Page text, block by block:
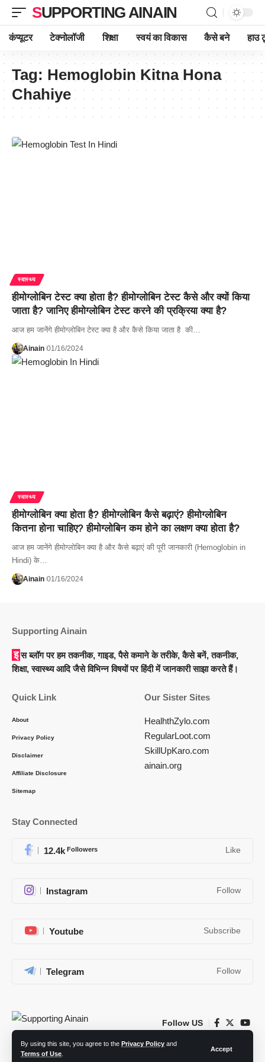
By using this site, you agree to the Privacy Policy and
Terms of Use
Accept
SUPPORTING AINAIN
कंप्यूटर टेक्नोलॉजी शिक्षा स्वयं का विकास कैसे बने हाउ
Tag: Hemoglobin Kitna Hona
Chahiye
स्वास्थ्य
हीमोग्लोबिन टेस्ट क्या होता है? हीमोग्लोबिन टेस्ट कैसे और क्यों किया
जाता है? जानिए हीमोग्लोबिन टेस्ट करने की प्रक्रिया क्या है?
आज हम जानेंगे हीमोग्लोबिन टेस्ट क्या है और कैसे किया जाता है की…
Ainain 01/16/2024
स्वास्थ्य
हीमोग्लोबिन क्या होता है? हीमोग्लोबिन कैसे बढ़ाएं? हीमोग्लोबिन
कितना होना चाहिए? हीमोग्लोबिन कम होने का लक्षण क्या होता है?
आज हम जानेंगे हीमोग्लोबिन क्या है और कैसे बढ़ाएं की पूरी जानकारी (Hemoglobin in
Hindi) के…
Ainain 01/16/2024
Supporting Ainain
इस ब्लॉग पर हम तकनीक, गाइड, पैसे कमाने के तरीके, कैसे बनें, तकनीक,
शिक्षा, स्वास्थ्य आदि जैसे विभिन्न विषयों पर हिंदी में जानकारी साझा करते हैं।
Quick Link
About
Privacy Policy
Disclaimer
Affiliate Disclosure
Sitemap
Our Sister Sites
HealhthZylo.com
RegularLoot.com
SkillUpKaro.com
ainain.org
Stay Connected
12.4k Followers Like
Instagram Follow
Youtube Subscribe
Telegram Follow
Follow US
Copyright © 2017 - 2024 SupportingAinain, All Rights Reserved.